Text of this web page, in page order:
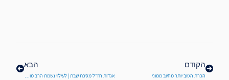
הקודם
הכרת הטוב יותר מחיוב ממוני
הבא
אגדות חז"ל מסכת שבת | לעילוי נשמת הרב מורדכי שטרנברג זצ"ל